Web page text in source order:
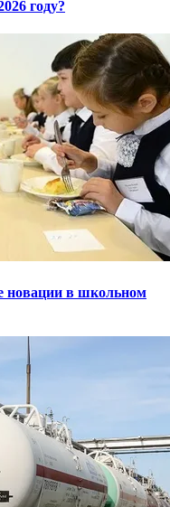
году?
новации в школьном